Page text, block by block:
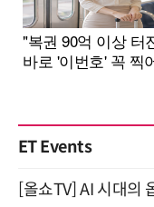
ET Events